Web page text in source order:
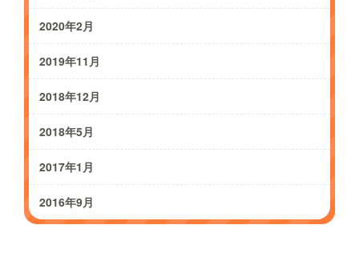
2020年2月
2019年11月
2018年12月
2018年5月
2017年1月
2016年9月